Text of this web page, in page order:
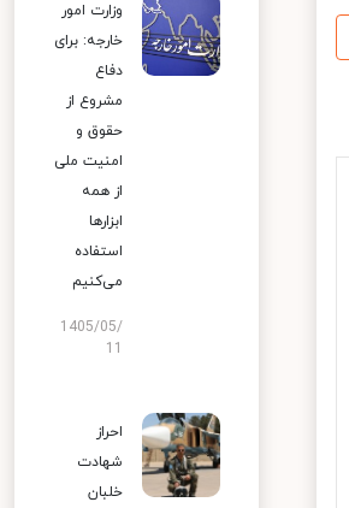
وزارت امور
خارجه: برای
دفاع
مشروع از
حقوق و
امنیت ملی
از همه
ابزارها
استفاده
می‌کنیم
1405/05/
احراز
شهادت
خلبان